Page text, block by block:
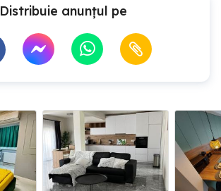
Distribuie anunțul pe